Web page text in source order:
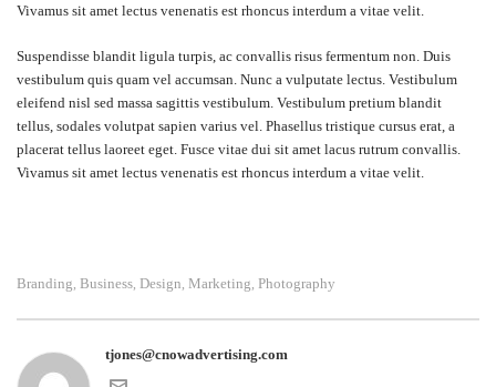
Vivamus sit amet lectus venenatis est rhoncus interdum a vitae velit.
Suspendisse blandit ligula turpis, ac convallis risus fermentum non. Duis
vestibulum quis quam vel accumsan. Nunc a vulputate lectus. Vestibulum
eleifend nisl sed massa sagittis vestibulum. Vestibulum pretium blandit
tellus, sodales volutpat sapien varius vel. Phasellus tristique cursus erat, a
placerat tellus laoreet eget. Fusce vitae dui sit amet lacus rutrum convallis.
Vivamus sit amet lectus venenatis est rhoncus interdum a vitae velit.
Branding, Business, Design, Marketing, Photography
tjones@cnowadvertising.com